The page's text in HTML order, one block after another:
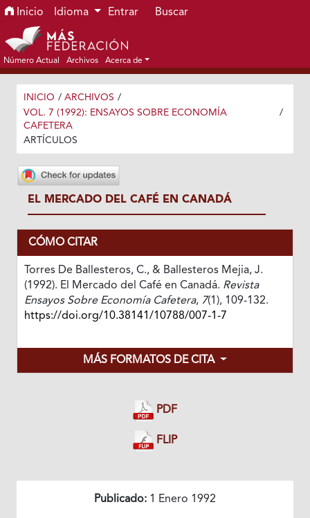
Ir al menú de navegación principal
Ir al contenido principal
Ir al pie de página del sitio
Inicio Idioma Entrar Buscar
Número Actual Archivos Acerca de
INICIO / ARCHIVOS /
VOL. 7 (1992): ENSAYOS SOBRE ECONOMÍA
CAFETERA
/
ARTÍCULOS
EL MERCADO DEL CAFÉ EN CANADÁ
CÓMO CITAR
Torres De Ballesteros, C., & Ballesteros Mejia, J.
(1992). El Mercado del Café en Canadá. Revista
Ensayos Sobre Economía Cafetera, 7(1), 109-132.
https://doi.org/10.38141/10788/007-1-7
MÁS FORMATOS DE CITA
PDF
FLIP
Publicado: 1 Enero 1992